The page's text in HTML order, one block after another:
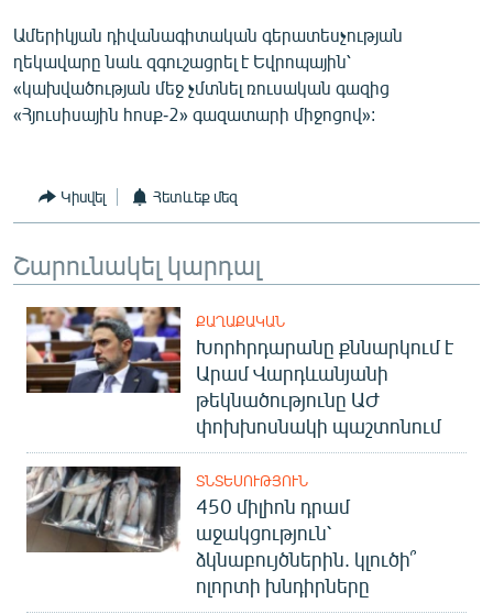
«Ազատության» բոլոր կայքերը
Ամերիկյան դիվանագիտական գերատեսչության
ղեկավարը նաև զգուշացրել է Եվրոպային՝
«կախվածության մեջ չմտնել ռուսական գազից
«Հյուսիսային հոսք-2» գազատարի միջոցով»:
Կիսվել Հետևեք մեզ
Շարունակել կարդալ
ՔԱՂԱՔԱԿԱՆ
Խորհրդարանը քննարկում է
Արամ Վարդևանյանի
թեկնածությունը ԱԺ
փոխխոսնակի պաշտոնում
ՏՆՏԵՍՈՒԹՅՈՒՆ
450 միլիոն դրամ
աջակցություն՝
ձկնաբույծներին. կլուծի՞
ոլորտի խնդիրները